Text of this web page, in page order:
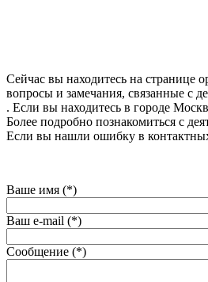
Сейчас вы находитесь на странице
вопросы и замечания, связанные с
. Если вы находитесь в городе
Более подробно познакомиться с
Если вы нашли ошибку в
Ваше имя (*)
Ваш e-mail (*)
Сообщение (*)